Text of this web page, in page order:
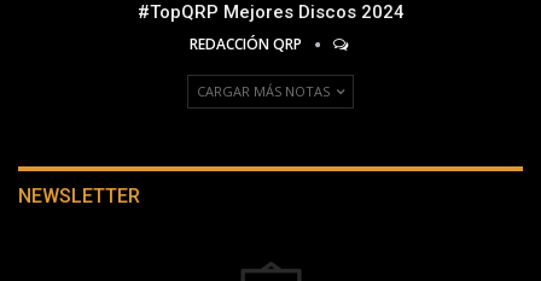
#TopQRP Mejores Discos 2024
REDACCIÓN QRP
CARGAR MÁS NOTAS
NEWSLETTER